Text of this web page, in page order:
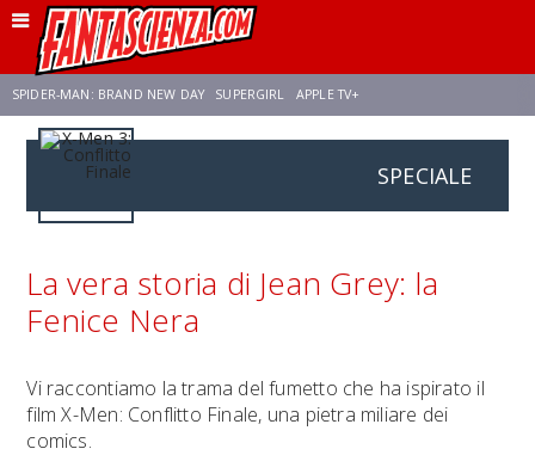
SPIDER-MAN: BRAND NEW DAY SUPERGIRL APPLE TV+
FRANCO RICCIARDIELLO AVENGERS: DOOMSDAY
SPECIALE
La vera storia di Jean Grey: la
Fenice Nera
Vi raccontiamo la trama del fumetto che ha ispirato il
film X-Men: Conflitto Finale, una pietra miliare dei
comics.